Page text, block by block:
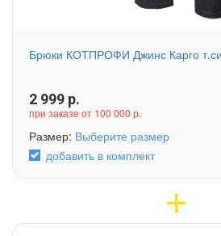
Брюки КОТПРОФИ Джинс Карго
2 999 р.
при заказе от 100 000 р.
Размер: Выберите размер
добавить в комплект